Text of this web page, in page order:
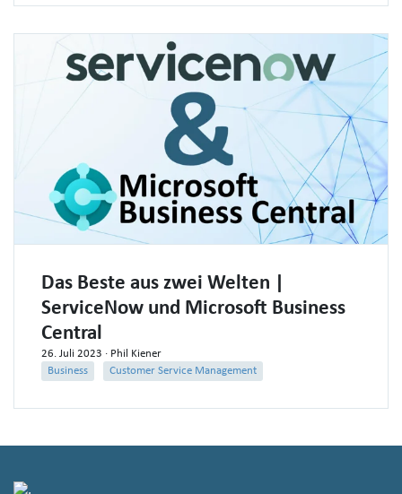
Das Beste aus zwei Welten |
ServiceNow und Microsoft Business
Central
26. Juli 2023 · Phil Kiener
Business
Customer Service Management